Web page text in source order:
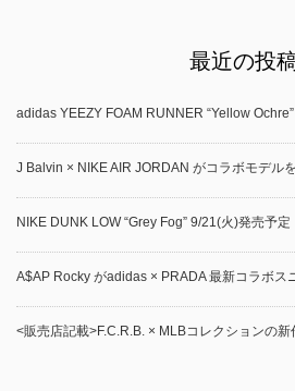
最近の投
adidas YEEZY FOAM RUNNER “Yellow
J Balvin × NIKE AIR JORDAN がコラボモデル
NIKE DUNK LOW “Grey Fog” 9/21(火)発売予定
A$AP Rocky がadidas × PRADA 最新コラボス
<販売店記載>F.C.R.B. × MLBコレクションの